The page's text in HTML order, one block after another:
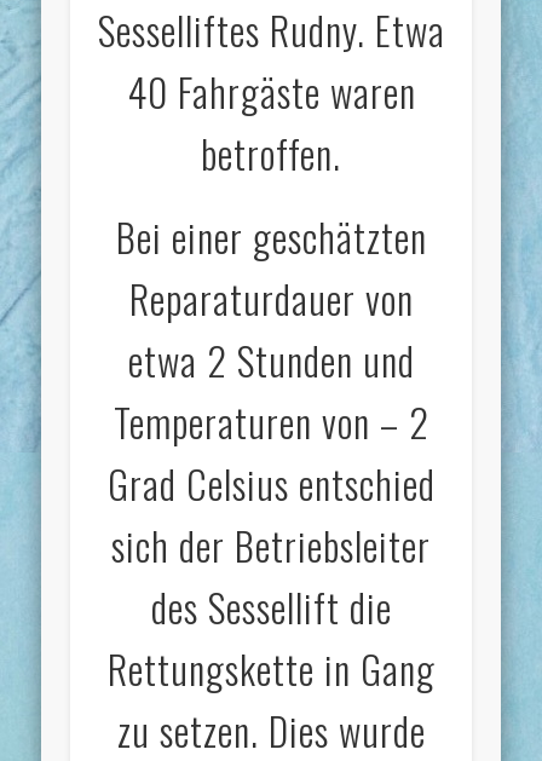
Sesselliftes Rudny. Etwa
40 Fahrgäste waren
betroffen.
Bei einer geschätzten
Reparaturdauer von
etwa 2 Stunden und
Temperaturen von – 2
Grad Celsius entschied
sich der Betriebsleiter
des Sessellift die
Rettungskette in Gang
zu setzen. Dies wurde